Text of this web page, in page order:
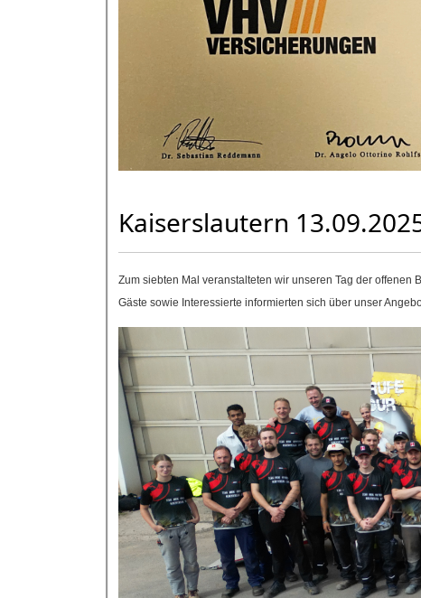
Kaiserslautern
Zum siebten Mal veranstalteten wir unseren Tag der offenen
Gäste sowie Interessierte informierten sich über unser